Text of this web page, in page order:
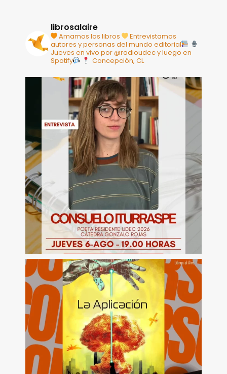
librosalaire
Amamos los libros
Entrevistamos
autores y personas del mundo editorial
Jueves en vivo por @radioudec y luego en
Spotify
Concepción, CL